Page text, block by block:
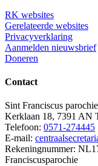
RK websites
Gerelateerde websites
Privacyverklaring
Aanmelden nieuwsbrief
Doneren
Contact
Sint Franciscus parochie
Kerklaan 18, 7391 AN
Telefoon: 0571-274445
E-mail:
Rekeningnummer:
Franciscusparochie